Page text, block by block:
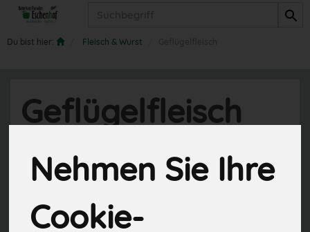
Nehmen Sie Ihre
Cookie-
Du bist hier: Fleisch & Wurst
Geflügelfleisch
15 von 845